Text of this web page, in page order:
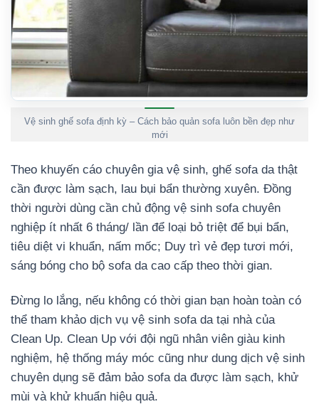
Vệ sinh ghế sofa định kỳ – Cách bảo quản sofa luôn bền đẹp như
mới
Theo khuyến cáo chuyên gia vệ sinh, ghế sofa da thật
cần được làm sạch, lau bụi bẩn thường xuyên. Đồng
thời người dùng cần chủ động vệ sinh sofa chuyên
nghiệp ít nhất 6 tháng/ lần để loại bỏ triệt để bụi bẩn,
tiêu diệt vi khuẩn, nấm mốc; Duy trì vẻ đẹp tươi mới,
sáng bóng cho bộ sofa da cao cấp theo thời gian.
Đừng lo lắng, nếu không có thời gian bạn hoàn toàn có
thể tham khảo dịch vụ vệ sinh sofa da tại nhà của
Clean Up. Clean Up với đội ngũ nhân viên giàu kinh
nghiệm, hệ thống máy móc cũng như dung dịch vệ sinh
chuyên dụng sẽ đảm bảo sofa da được làm sạch, khử
mùi và khử khuẩn hiệu quả.